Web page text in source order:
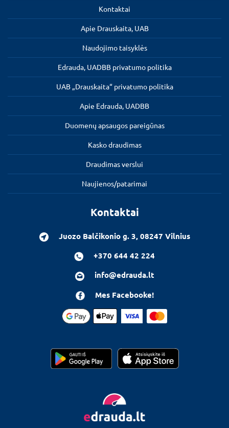
Kontaktai
Apie Drauskaita, UAB
Naudojimo taisyklės
Edrauda, UADBB privatumo politika
UAB „Drauskaita“ privatumo politika
Apie Edrauda, UADBB
Duomenų apsaugos pareigūnas
Kasko draudimas
Draudimas verslui
Naujienos/patarimai
Kontaktai
Juozo Balčikonio g. 3, 08247 Vilnius
+370 644 42 224
info@edrauda.lt
Mes Facebooke!